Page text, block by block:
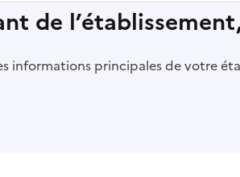
de
informations principales de votre